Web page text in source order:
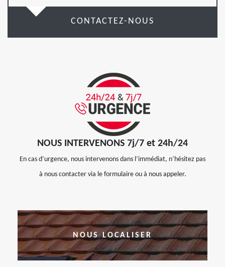
CONTACTEZ-NOUS
NOUS INTERVENONS 7j/7 et 24h/24
En cas d’urgence, nous intervenons dans l’immédiat, n’hésitez pas
à nous contacter via le formulaire ou à nous appeler.
NOUS LOCALISER